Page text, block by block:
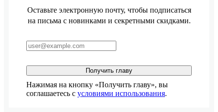
Оставьте электронную почту, чтобы подписаться
на письма с новинками и секретными скидками.
Получить главу
Нажимая на кнопку «Получить главу», вы
соглашаетесь с условиями использования.